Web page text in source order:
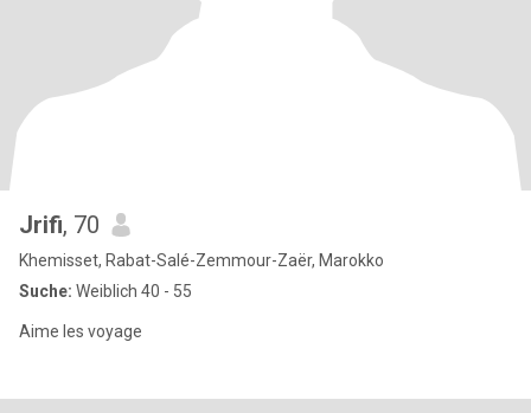
Jrifi, 70
Khemisset, Rabat-Salé-Zemmour-Zaër, Marokko
Suche: Weiblich 40 - 55
Aime les voyage